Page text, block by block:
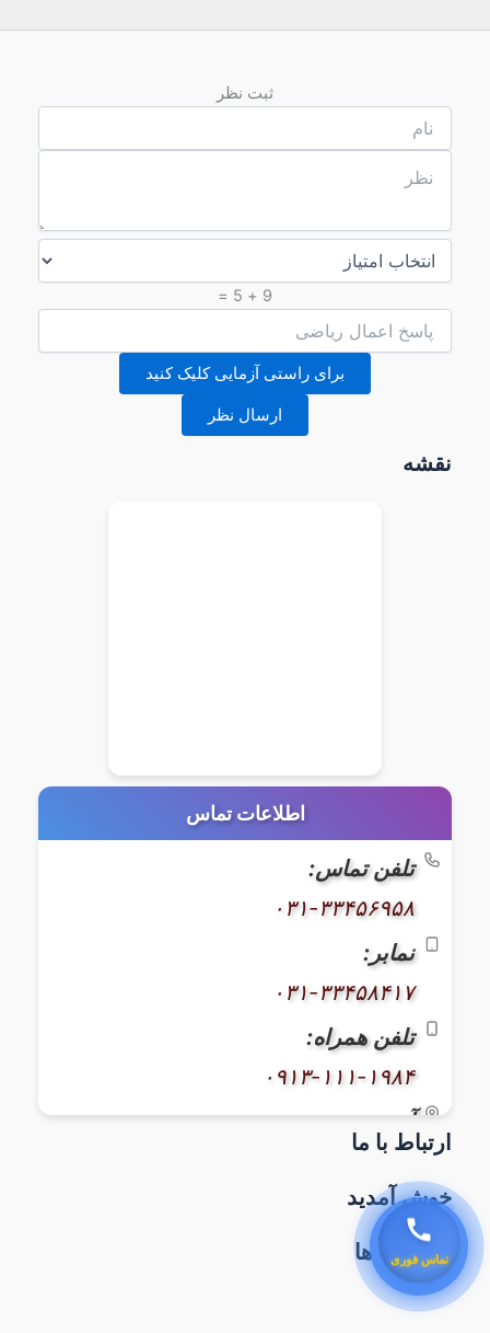
ثبت نظر
9 + 5 =
برای راستی آزمایی کلیک کنید
ارسال نظر
نقشه
اطلاعات تماس
تلفن تماس:
۰۳۱-۳۳۴۵۶۹۵۸
نمابر:
۰۳۱-۳۳۴۵۸۴۱۷
تلفن همراه:
۰۹۱۳-۱۱۱-۱۹۸۴
آدرس:
اصفهان، خیابان کاوه، بعد از بیمارستان
۶۰۰
ارتباط با ما
خوش آمدید
برچسب ها